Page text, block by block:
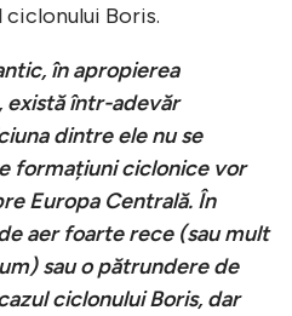
ciclonului Boris.
în apropierea
există într-adevăr
dintre ele nu se
formațiuni ciclonice vor
Europa Centrală. În
aer foarte rece (sau mult
sau o pătrundere de
ciclonului Boris, dar